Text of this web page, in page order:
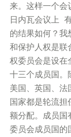
来。这样一个会
日内瓦会议上
的结果如何
和保护人权是联
权委员会是设
十三个成员国。
美国、英国、
国家都是轮流
额分配。成员国
委员会成员国的